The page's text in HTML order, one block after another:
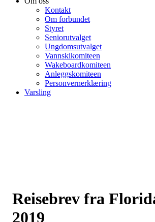
Kontakt
Om forbundet
Styret
Seniorutvalget
Ungdomsutvalget
Vannskikomiteen
Wakeboardkomiteen
Anleggskomiteen
Personvernerklæring
Varsling
Reisebrev fra
2019